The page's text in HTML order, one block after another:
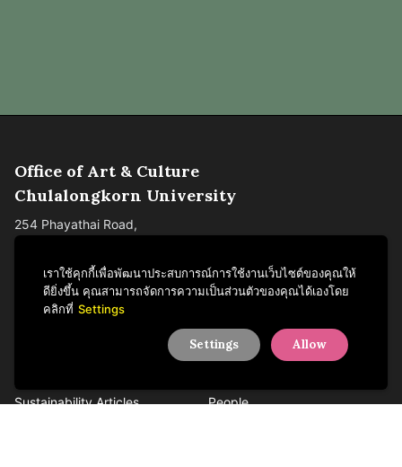
Office of Art & Culture
Chulalongkorn University
254 Phayathai Road,
Pathumwan, Bangkok
Thailand 10330
Tel +66 2218 3621
Sustainability Articles
About us
People
เราใช้คุกกี้เพื่อพัฒนาประสบการณ์การใช้งานเว็บไซต์ของคุณให้
ดียิ่งขึ้น คุณสามารถจัดการความเป็นส่วนตัวของคุณได้เองโดย
คลิกที่ Settings
Settings Allow